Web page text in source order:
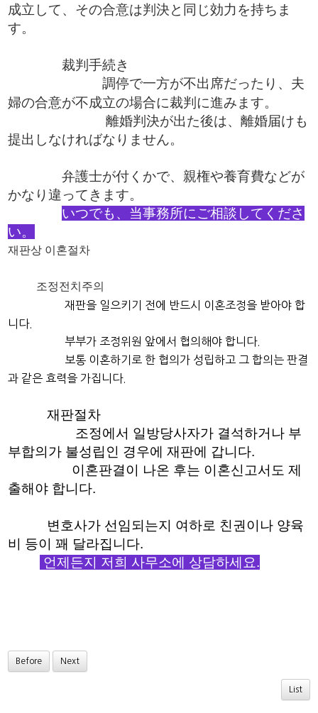
成立して、その合意は判決と同じ効力を持ちま
す。
裁判手続き
調停で一方が不出席だったり、夫
婦の合意が不成立の場合に裁判に進みます。
離婚判決が出た後は、離婚届けも
提出しなければなりません。
弁護士が付くかで、親権や養育費などが
かなり違ってきます。
いつでも、当事務所にご相談してくださ
い。
재판상 이혼절차
조정전치주의
재판을 일으키기 전에 반드시 이혼조정을 받아야 합
니다.
부부가 조정위원 앞에서 협의해야 합니다.
보통 이혼하기로 한 협의가 성립하고 그 합의는 판결
과 같은 효력을 가집니다.
재판절차
조정에서 일방당사자가 결석하거나 부
부합의가 불성립인 경우에 재판에 갑니다.
이혼판결이 나온 후는 이혼신고서도 제
출해야 합니다.
변호사가 선임되는지 여하로 친권이나 양육
비 등이 꽤 달라집니다.
언제든지 저희 사무소에 상담하세요.
Before Next
List